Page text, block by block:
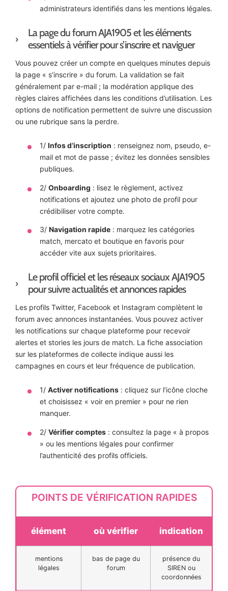
administrateurs identifiés dans les mentions légales.
La page du forum AJA1905 et les éléments
essentiels à vérifier pour s’inscrire et naviguer
Vous pouvez créer un compte en quelques minutes depuis
la page « s’inscrire » du forum. La validation se fait
généralement par e-mail ; la modération applique des
règles claires affichées dans les conditions d’utilisation. Les
options de notification permettent de suivre une discussion
ou une rubrique sans la perdre.
1/ Infos d’inscription : renseignez nom, pseudo, e-
mail et mot de passe ; évitez les données sensibles
publiques.
2/ Onboarding : lisez le règlement, activez
notifications et ajoutez une photo de profil pour
crédibiliser votre compte.
3/ Navigation rapide : marquez les catégories
match, mercato et boutique en favoris pour
accéder vite aux sujets prioritaires.
Le profil officiel et les réseaux sociaux AJA1905
pour suivre actualités et annonces rapides
Les profils Twitter, Facebook et Instagram complètent le
forum avec annonces instantanées. Vous pouvez activer
les notifications sur chaque plateforme pour recevoir
alertes et stories les jours de match. La fiche association
sur les plateformes de collecte indique aussi les
campagnes en cours et leur fréquence de publication.
1/ Activer notifications : cliquez sur l’icône cloche
et choisissez « voir en premier » pour ne rien
manquer.
2/ Vérifier comptes : consultez la page « à propos
» ou les mentions légales pour confirmer
l’authenticité des profils officiels.
POINTS DE VÉRIFICATION RAPIDES
élément où vérifier indication
mentions
légales
bas de page du
forum
présence du
SIREN ou
coordonnées